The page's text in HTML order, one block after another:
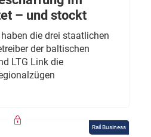
– und stockt
die drei staatlichen
der baltischen
LTG Link die
Rail Business